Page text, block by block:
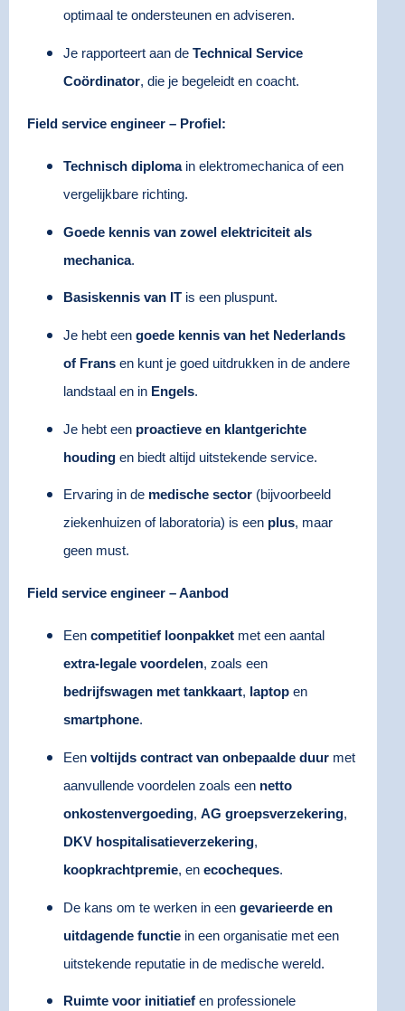
optimaal te ondersteunen en adviseren.
Je rapporteert aan de Technical Service
Coördinator, die je begeleidt en coacht.
Field service engineer – Profiel:
Technisch diplomain elektromechanica of een
vergelijkbare richting.
Goede kennis van zowel elektriciteit als
mechanica.
Basiskennis van IT is een pluspunt.
Je hebt een goede kennis van het Nederlands
of Frans en kunt je goed uitdrukken in de andere
landstaal en in Engels.
Je hebt een proactieve en klantgerichte
houding en biedt altijd uitstekende service.
Ervaring in de medische sector (bijvoorbeeld
ziekenhuizen of laboratoria) is een plus, maar
geen must.
Field service engineer – Aanbod
Een competitief loonpakket met een aantal
extra-legale voordelen, zoals een
bedrijfswagen met tankkaart, laptop en
smartphone.
Een voltijds contract van onbepaalde duur met
aanvullende voordelen zoals een netto
onkostenvergoeding, AG groepsverzekering,
DKV hospitalisatieverzekering,
koopkrachtpremie, en ecocheques.
De kans om te werken in een gevarieerde en
uitdagende functie in een organisatie met een
uitstekende reputatie in de medische wereld.
Ruimte voor initiatief en professionele